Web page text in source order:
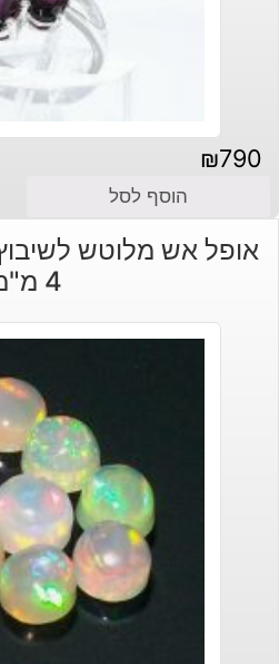
₪790
הוסף לסל
אופל אש מלוטש
4 מ"מ